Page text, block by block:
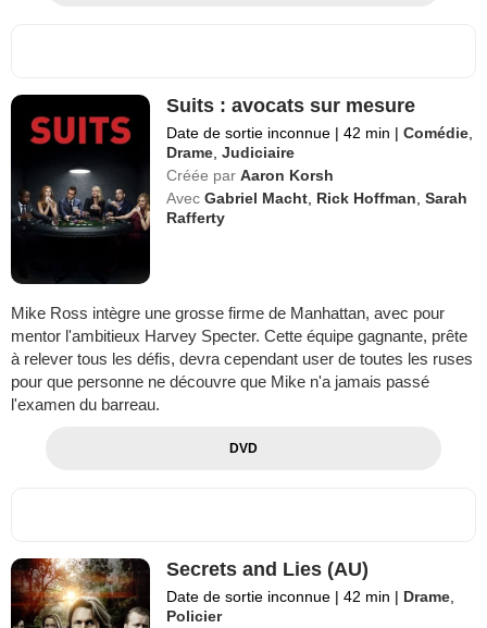
Suits : avocats sur mesure
Date de sortie inconnue | 42 min | Comédie
Drame ,Judiciaire
Créée par Aaron Korsh
Avec Gabriel Macht Rick Hoffman ,Sarah
Rafferty
Mike Ross intègre une grosse firme de Manhattan, avec pour
mentor l'ambitieux Harvey Specter. Cette équipe gagnante, prête
à relever tous les défis, devra cependant user de toutes les ruses
pour que personne ne découvre que Mike n'a jamais passé
l'examen du barreau.
DVD
Secrets and Lies (AU)
Date de sortie inconnue | 42 min | Drame
Policier